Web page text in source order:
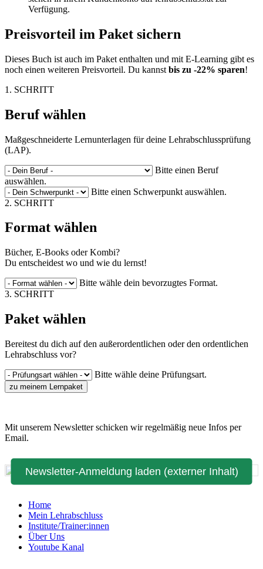
Verfügung.
Preisvorteil im Paket sichern
Dieses Buch ist auch im Paket enthalten und mit E-Learning gibt es
noch einen weiteren Preisvorteil. Du kannst bis zu -22% sparen!
1. SCHRITT
Beruf wählen
Maßgeschneiderte Lernunterlagen für deine Lehrabschlussprüfung
(LAP).
Bitte einen Beruf
auswählen.
Bitte einen Schwerpunkt auswählen.
2. SCHRITT
Format wählen
Bücher, E-Books oder Kombi?
Du entscheidest wo und wie du lernst!
Bitte wähle dein bevorzugtes Format.
3. SCHRITT
Paket wählen
Bereitest du dich auf den außerordentlichen oder den ordentlichen
Lehrabschluss vor?
Bitte wähle deine Prüfungsart.
zu meinem Lernpaket
Mit unserem Newsletter schicken wir regelmäßig neue Infos per
Email.
Newsletter-Anmeldung laden (externer Inhalt)
Home
Mein Lehrabschluss
Institute/Trainer:innen
Über Uns
Youtube Kanal